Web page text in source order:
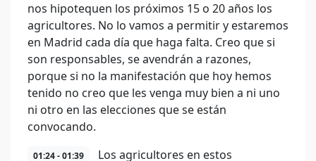
nos hipotequen los próximos 15 o 20 años los
agricultores. No lo vamos a permitir y estaremos
en Madrid cada día que haga falta. Creo que si
son responsables, se avendrán a razones,
porque si no la manifestación que hoy hemos
tenido no creo que les venga muy bien a ni uno
ni otro en las elecciones que se están
convocando.
01:24 - 01:39
Los agricultores en estos